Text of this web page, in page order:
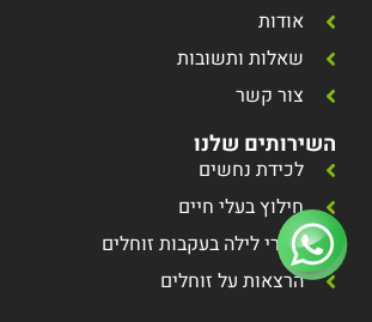
אודות
שאלות ותשובות
צור קשר
השירותים שלנו
לכידת נחשים
חילוץ בעלי חיים
סיורי לילה בעקבות זוחלים
הרצאות על זוחלים